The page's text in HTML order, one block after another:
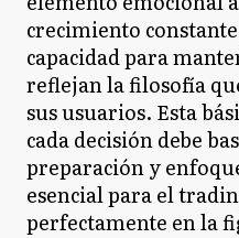
crecimiento
capacidad para
reflejan la filosofía
sus usuarios. Esta
cada decisión debe
preparación y
esencial para el
perfectamente en la